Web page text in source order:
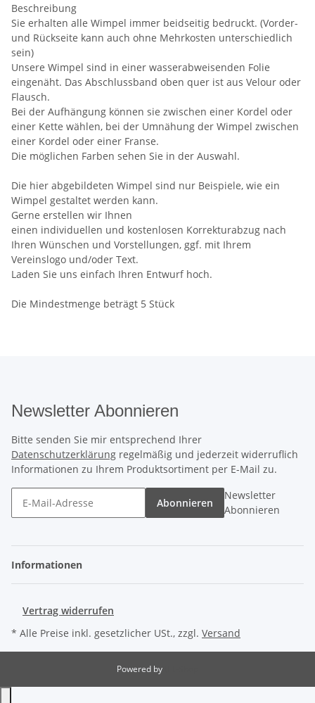
Beschreibung
Sie erhalten alle Wimpel immer beidseitig bedruckt. (Vorder-
und Rückseite kann auch ohne Mehrkosten unterschiedlich
sein)
Unsere Wimpel sind in einer wasserabweisenden Folie
eingenäht. Das Abschlussband oben quer ist aus Velour oder
Flausch.
Bei der Aufhängung können sie zwischen einer Kordel oder
einer Kette wählen, bei der Umnähung der Wimpel zwischen
einer Kordel oder einer Franse.
Die möglichen Farben sehen Sie in der Auswahl.
Die hier abgebildeten Wimpel sind nur Beispiele, wie ein
Wimpel gestaltet werden kann.
Gerne erstellen wir Ihnen
einen individuellen und kostenlosen Korrekturabzug nach
Ihren Wünschen und Vorstellungen, ggf. mit Ihrem
Vereinslogo und/oder Text.
Laden Sie uns einfach Ihren Entwurf hoch.
Die Mindestmenge beträgt 5 Stück
Newsletter Abonnieren
Bitte senden Sie mir entsprechend Ihrer
Datenschutzerklärung regelmäßig und jederzeit widerruflich
Informationen zu Ihrem Produktsortiment per E-Mail zu.
Abonnieren
Newsletter
Abonnieren
Informationen
Vertrag widerrufen
* Alle Preise inkl. gesetzlicher USt., zzgl. Versand
Powered by